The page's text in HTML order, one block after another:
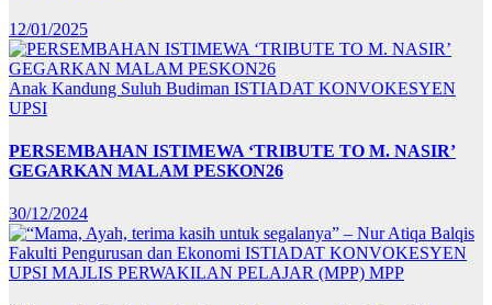
12/01/2025
Anak Kandung Suluh Budiman ISTIADAT KONVOKESYEN
UPSI
PERSEMBAHAN ISTIMEWA ‘TRIBUTE TO M. NASIR’
GEGARKAN MALAM PESKON26
30/12/2024
Fakulti Pengurusan dan Ekonomi ISTIADAT KONVOKESYEN
UPSI MAJLIS PERWAKILAN PELAJAR (MPP) MPP